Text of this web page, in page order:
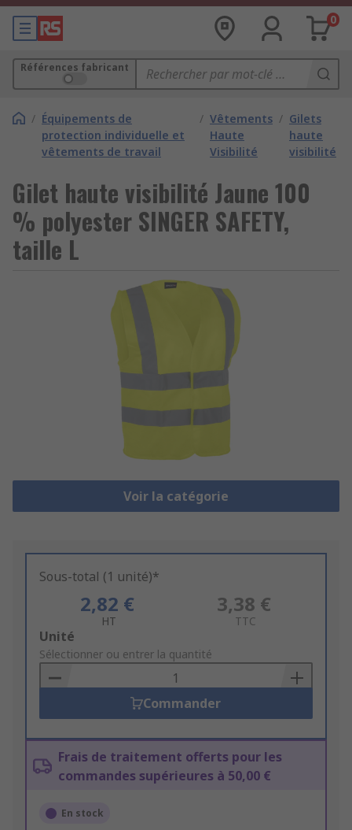
0
Références fabricant
/ Équipements de
protection individuelle et
vêtements de travail
/ Vêtements
Haute
Visibilité
/ Gilets
haute
visibilité
Gilet haute visibilité Jaune 100
% polyester SINGER SAFETY,
taille L
Voir la catégorie
Sous-total (1 unité)*
2,82 €
HT
3,38 €
TTC
Add
to
Basket
Unité
Sélectionner ou entrer la quantité
Commander
Frais de traitement offerts pour les
commandes supérieures à 50,00 €
En stock